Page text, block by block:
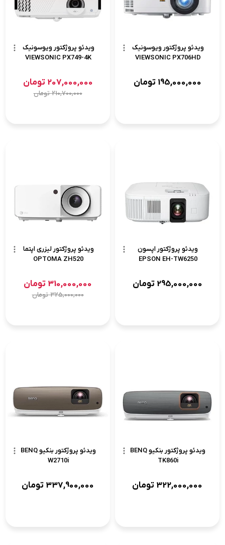
ویدئو پروژکتور ویوسونیک
VIEWSONIC PX706HD
195,000,000 تومان
ویدئو پروژکتور ویوسونیک
VIEWSONIC PX749-4K
207,000,000 تومان
210,700,000تومان
ویدئو پروژکتور اپسون
EPSON EH-TW6250
295,000,000 تومان
ویدئو پروژکتور لیزری اپتما
OPTOMA ZH520
310,000,000 تومان
325,000,000تومان
ویدئو پروژکتور بنکیو BENQ
TK860i
322,000,000 تومان
ویدئو پروژکتور بنکیو BENQ
W2710i
337,900,000 تومان